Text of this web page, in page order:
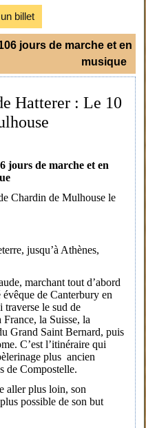
billet
jours de marche et en
musique
Hatterer : Le 10
jours de marche et en
Chardin de Mulhouse le
jusqu’à Athènes,
marchant tout d’abord
de Canterbury en
traverse le sud de
la Suisse, la
Grand Saint Bernard, puis
C’est l’itinéraire qui
plus ancien
de Compostelle.
aller plus loin, son
possible de son but